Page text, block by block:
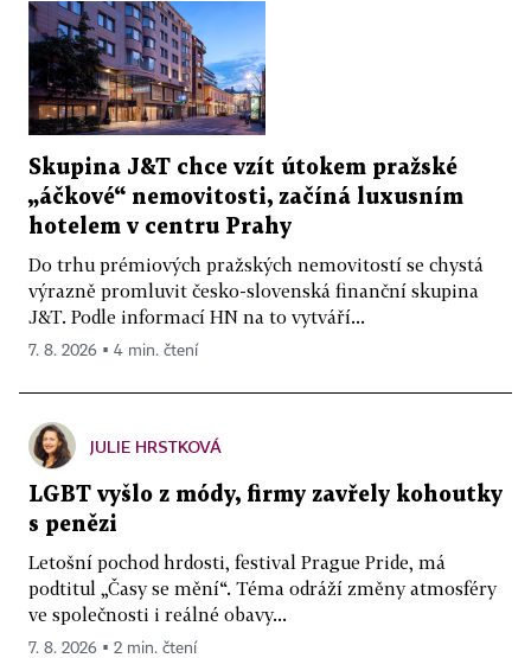
Skupina J&T chce vzít útokem pražské
„áčkové“ nemovitosti, začíná luxusním
hotelem v centru Prahy
Do trhu prémiových pražských nemovitostí se chystá
výrazně promluvit česko-slovenská finanční skupina
J&T. Podle informací HN na to vytváří...
7. 8. 2026 ▪ 4 min. čtení
JULIE HRSTKOVÁ
LGBT vyšlo z módy, firmy zavřely kohoutky
s penězi
Letošní pochod hrdosti, festival Prague Pride, má
podtitul „Časy se mění“. Téma odráží změny atmosféry
ve společnosti i reálné obavy...
7. 8. 2026 ▪ 2 min. čtení